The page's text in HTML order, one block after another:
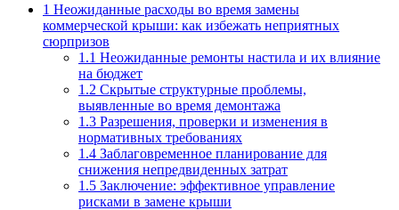
1 Неожиданные расходы во время замены
коммерческой крыши: как избежать неприятных
сюрпризов
1.1 Неожиданные ремонты настила и их влияние
на бюджет
1.2 Скрытые структурные проблемы,
выявленные во время демонтажа
1.3 Разрешения, проверки и изменения в
нормативных требованиях
1.4 Заблаговременное планирование для
снижения непредвиденных затрат
1.5 Заключение: эффективное управление
рисками в замене крыши